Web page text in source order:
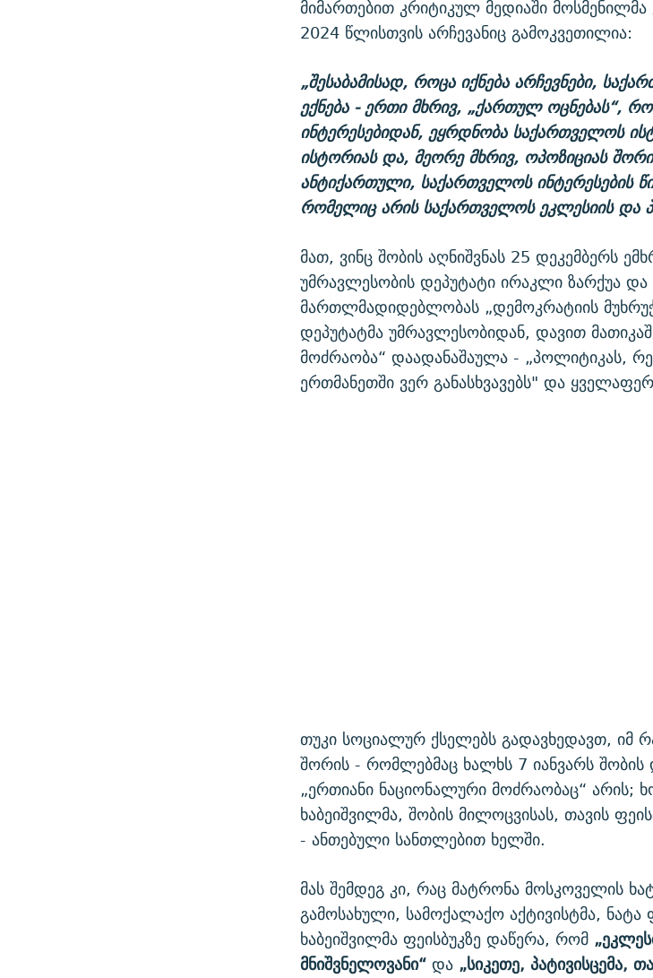
მიმართებით კრიტიკულ მედიაში
2024 წლისთვის არჩევანიც გამოკვეთილია:
„შესაბამისად, როცა იქნება არჩევნები,
ექნება-ერთი მხრივ, „ქართულ ოცნებას“,
ინტერესებიდან,ეყრდნობა საქართველოს
ისტორიას და, მეორე მხრივ, ოპოზიციას
ანტიქართული, საქართველოს ინტერესების
რომელიც არის საქართველოსეკლესიის და
მათ, ვინც შობის აღნიშვნას 25 დეკემბერს
უმრავლესობის დეპუტატი ირაკლი ზარქუა
მართლმადიდებლობას „დემოკრატიის
დეპუტატმა უმრავლესობიდან, დავით
მოძრაობა“ დაადანაშაულა - „პოლიტიკას,
ერთმანეთში ვერ განასხვავებს" და
თუკი სოციალურ ქსელებს გადავხედავთ, იმ
შორის - რომლებმაც ხალხს 7 იანვარს
„ერთიანი ნაციონალური მოძრაობაც“
ხაბეიშვილმა, შობის მილოცვისას, თავის
- ანთებული სანთლებით ხელში.
მას შემდეგ კი, რაც მატრონა მოსკოველის
გამოსახული, სამოქალაქო აქტივისტმა, ნატა
ხაბეიშვილმა ფეისბუკზე დაწერა, რომ „
მნიშვნელოვანი“და „სიკეთე, პატივისცემა,